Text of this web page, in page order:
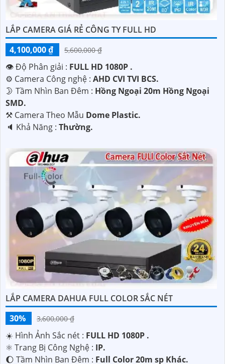
LẮP CAMERA GIÁ RẺ CÔNG TY FULL HD
4,100,000 ₫
5,600,000 ₫
👁 Độ Phân giải : FULL HD 1080P .
⚙ Camera Công nghệ : AHD CVI TVI BCS.
🌛 Tầm Nhìn Ban Đêm : Hồng Ngoại 20m Hồng Ngoại
SMD.
⚒ Camera Theo Mẫu Dome Plastic.
️🔈 Khả Năng : Thường.
LẮP CAMERA DAHUA FULL COLOR SẮC NÉT
30%
3,600,000 ₫
☀️ Hình Ảnh Sắc nét : FULL HD 1080P .
⚛️ Trang Bị Công Nghệ : IP.
🌔 Tầm Nhìn Ban Đêm : Full Color 20m sp Khác.